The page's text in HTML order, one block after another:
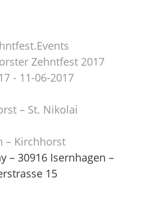
Zehntfest 2017
- 11-06-2017
– St. Nikolai
– Kirchhorst
– 30916 Isernhagen –
15